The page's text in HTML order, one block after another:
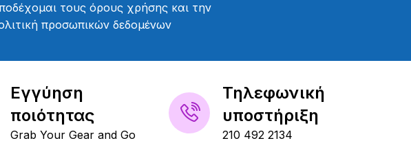
τους όρους χρήσης και την
προσωπικών δεδομένων
Εγγύηση
ποιότητας
Grab Your Gear and Go
Τηλεφωνική
υποστήριξη
210 492 2134